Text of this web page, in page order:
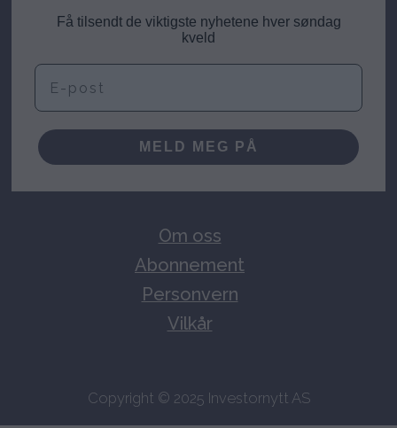
Få tilsendt de viktigste nyhetene hver søndag
kveld
E-post
MELD MEG PÅ
Om oss
Abonnement
Personvern
Vilkår
Copyright © 2025 Investornytt AS